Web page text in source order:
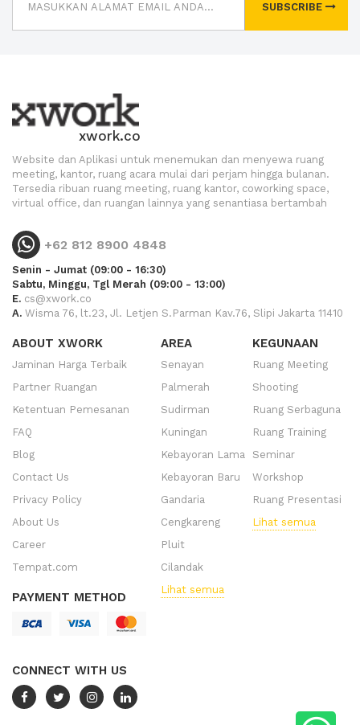
SUBSCRIBE
xwork.co
Website dan Aplikasi untuk menemukan dan menyewa ruang
meeting, kantor, ruang acara mulai dari perjam hingga bulanan.
Tersedia ribuan ruang meeting, ruang kantor, coworking space,
virtual office, dan ruangan lainnya yang senantiasa bertambah
+62 812 8900 4848
Senin - Jumat (09:00 - 16:30)
Sabtu, Minggu, Tgl Merah (09:00 - 13:00)
E. cs@xwork.co
A. Wisma 76, lt.23, Jl. Letjen S.Parman Kav.76, Slipi Jakarta 11410
ABOUT XWORK
Jaminan Harga Terbaik
Partner Ruangan
Ketentuan Pemesanan
FAQ
Blog
Contact Us
Privacy Policy
About Us
Career
Tempat.com
PAYMENT METHOD
CONNECT WITH US
AREA
Senayan
Palmerah
Sudirman
Kuningan
Kebayoran Lama
Kebayoran Baru
Gandaria
Cengkareng
Pluit
Cilandak
Lihat semua
KEGUNAAN
Ruang Meeting
Shooting
Ruang Serbaguna
Ruang Training
Seminar
Workshop
Ruang Presentasi
Lihat semua